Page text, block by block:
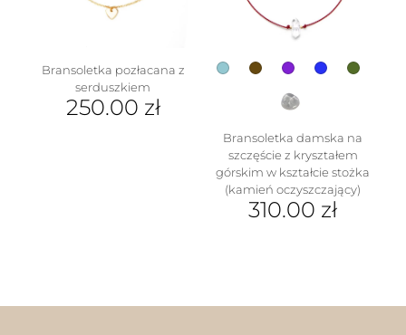
na
Bransoletka pozłacana z
serduszkiem
250.00 zł
Bransoletka damska na
szczęście z kryształem
górskim w kształcie stożka
(kamień oczyszczający)
310.00 zł